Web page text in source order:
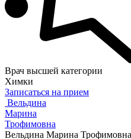
Врач высшей категории
Химки
Записаться на прием
Вельдина
Марина
Трофимовна
Вельдина Марина Трофимовна